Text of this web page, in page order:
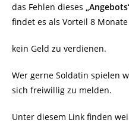
das Fehlen dieses
findet es als Vorteil 8 Monate
kein Geld zu verdienen.
Wer gerne Soldatin spielen
sich freiwillig zu melden.
Unter diesem Link finden